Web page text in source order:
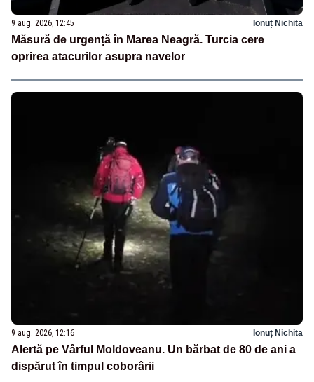
9 aug. 2026, 12:45 Ionuț Nichita
Măsură de urgență în Marea Neagră. Turcia cere
oprirea atacurilor asupra navelor
9 aug. 2026, 12:16 Ionuț Nichita
Alertă pe Vârful Moldoveanu. Un bărbat de 80 de ani a
dispărut în timpul coborârii